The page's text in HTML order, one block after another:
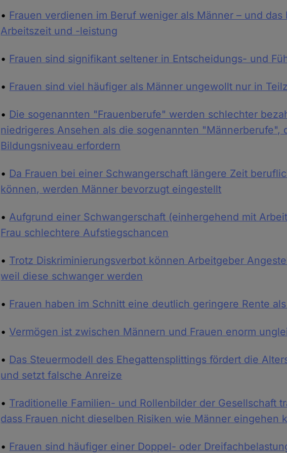
• Frauen verdienen im Beruf weniger als Männer – und
Arbeitszeit und -leistung
• Frauen sind signifikant seltener in Entscheidungs- und
• Frauen sind viel häufiger als Männer ungewollt nur in
• Die sogenannten "Frauenberufe" werden schlechter
niedrigeres Ansehen als die sogenannten "Männerberufe",
Bildungsniveau erfordern
• Da Frauen bei einer Schwangerschaft längere Zeit
können, werden Männer bevorzugt eingestellt
•Aufgrund einer Schwangerschaft (einhergehend mit
Frau schlechtere Aufstiegschancen
• Trotz Diskriminierungsverbot können Arbeitgeber
weil diese schwanger werden
• Frauen haben im Schnitt eine deutlich geringere Rente
• Vermögen ist zwischen Männern und Frauen enorm
• Das Steuermodell des Ehegattensplittings fördert die
und setzt falsche Anreize
• Traditionelle Familien- und Rollenbilder der Gesellschaft
dass Frauen nicht dieselben Risiken wie Männer eingehen
• Frauen sind häufiger einer Doppel- oder